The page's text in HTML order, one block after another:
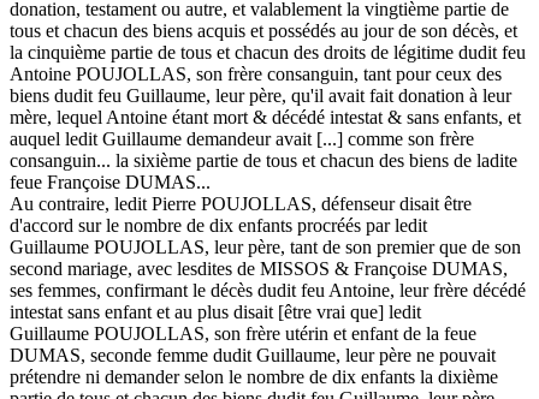
donation, testament ou autre, et valablement la vingtième partie de
tous et chacun des biens acquis et possédés au jour de son décès, et
la cinquième partie de tous et chacun des droits de légitime dudit feu
Antoine POUJOLLAS, son frère consanguin, tant pour ceux des
biens dudit feu Guillaume, leur père, qu'il avait fait donation à leur
mère, lequel Antoine étant mort & décédé intestat & sans enfants, et
auquel ledit Guillaume demandeur avait [...] comme son frère
consanguin... la sixième partie de tous et chacun des biens de ladite
feue Françoise DUMAS...
Au contraire, ledit Pierre POUJOLLAS, défenseur disait être
d'accord sur le nombre de dix enfants procréés par ledit
Guillaume POUJOLLAS, leur père, tant de son premier que de son
second mariage, avec lesdites de MISSOS & Françoise DUMAS,
ses femmes, confirmant le décès dudit feu Antoine, leur frère décédé
intestat sans enfant et au plus disait [être vrai que] ledit
Guillaume POUJOLLAS, son frère utérin et enfant de la feue
DUMAS, seconde femme dudit Guillaume, leur père ne pouvait
prétendre ni demander selon le nombre de dix enfants la dixième